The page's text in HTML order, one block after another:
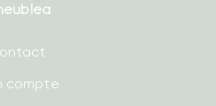
compte